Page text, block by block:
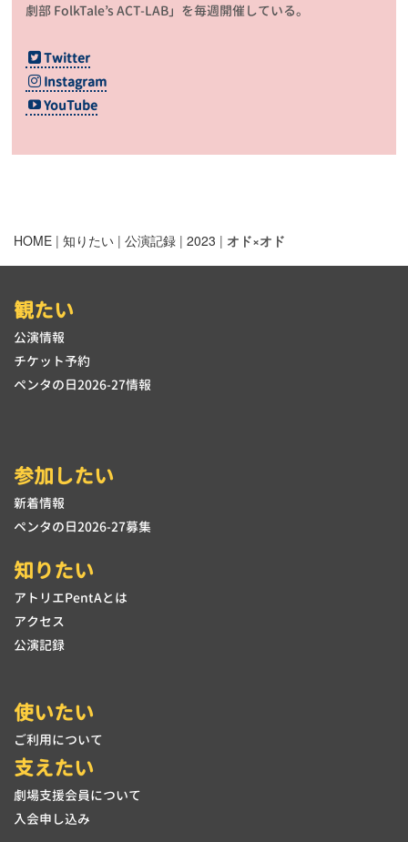
劇部 FolkTale’s ACT-LAB」を毎週開催している。
Twitter
Instagram
YouTube
HOME | 知りたい | 公演記録 | 2023 | オド×オド
観たい
公演情報
チケット予約
ペンタの日2026-27情報
参加したい
新着情報
ペンタの日2026-27募集
知りたい
アトリエPentAとは
アクセス
公演記録
使いたい
ご利用について
支えたい
劇場支援会員について
入会申し込み